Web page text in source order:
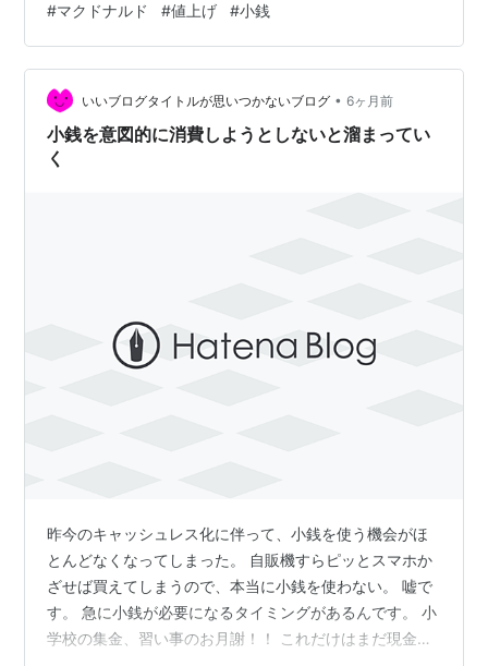
#マクドナルド #値上げ #小銭
いいブログタイトルが思いつかないブログ • 6ヶ月前
小銭を意図的に消費しようとしないと溜まってい
く
昨今のキャッシュレス化に伴って、小銭を使う機会がほ
とんどなくなってしまった。 自販機すらピッとスマホか
ざせば買えてしまうので、本当に小銭を使わない。 嘘で
す。 急に小銭が必要になるタイミングがあるんです。 小
学校の集金、習い事のお月謝！！ これだけはまだ現金主